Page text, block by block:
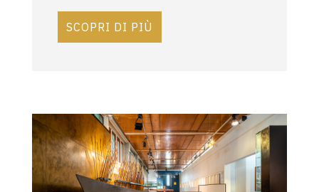
SCOPRI DI PIÙ